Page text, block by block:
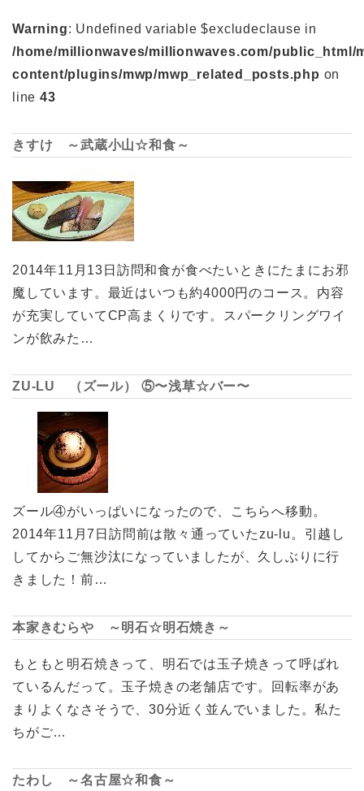
Warning: Undefined variable $excludeclause in
/home/millionwaves/millionwaves.com/public_html/
content/plugins/mwp/mwp_related_posts.php on
line 43
きすけ ～武蔵小山☆和食～
2014年11月13日訪問和食が食べたいときにたまにお邪
魔しています。最近はいつも約4000円のコース。内容
が充実していてCP高まくりです。スパークリングワイ
ンが飲みた…
ZU-LU （ズール） ⑤〜浅草☆バー〜
ズール④がいっぱいになったので、こちらへ移動。
2014年11月7日訪問前は散々通っていたzu-lu。引越し
してからご無沙汰になっていましたが、久しぶりに行
きました！前…
本家きむらや ～明石☆明石焼き～
もともと明石焼きって、明石では玉子焼きって呼ばれ
ているんだって。玉子焼きの老舗店です。回転率があ
まりよくなさそうで、30分近く並んでいました。私た
ちがご…
たわし ～名古屋☆和食～